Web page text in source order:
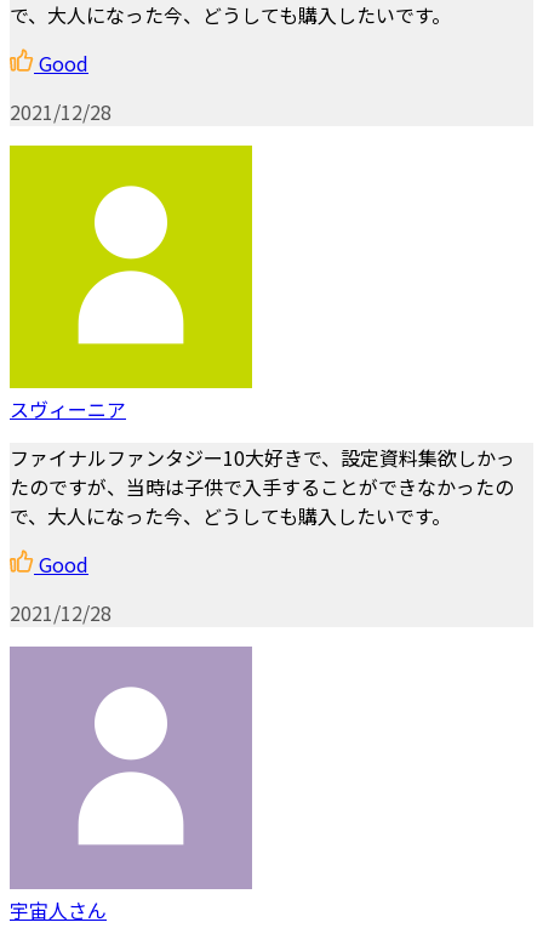
で、大人になった今、どうしても購入したいです。
Good
2021/12/28
スヴィーニア
ファイナルファンタジー10大好きで、設定資料集欲しかっ
たのですが、当時は子供で入手することができなかったの
で、大人になった今、どうしても購入したいです。
Good
2021/12/28
宇宙人さん